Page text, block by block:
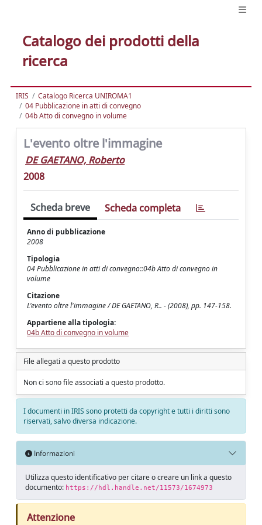
Catalogo dei prodotti della
ricerca
IRIS
Catalogo Ricerca UNIROMA1
04 Pubblicazione in atti di convegno
04b Atto di convegno in volume
L'evento oltre l'immagine
DE GAETANO, Roberto
2008
Scheda breve Scheda completa
Anno di pubblicazione
2008
Tipologia
04 Pubblicazione in atti di convegno::04b Atto di convegno in
volume
Citazione
L'evento oltre l'immagine / DE GAETANO, R.. - (2008), pp. 147-158.
Appartiene alla tipologia:
04b Atto di convegno in volume
File allegati a questo prodotto
Non ci sono file associati a questo prodotto.
I documenti in IRIS sono protetti da copyright e tutti i diritti sono
riservati, salvo diversa indicazione.
Informazioni
Utilizza questo identificativo per citare o creare un link a questo
documento: https://hdl.handle.net/11573/1674973
Attenzione